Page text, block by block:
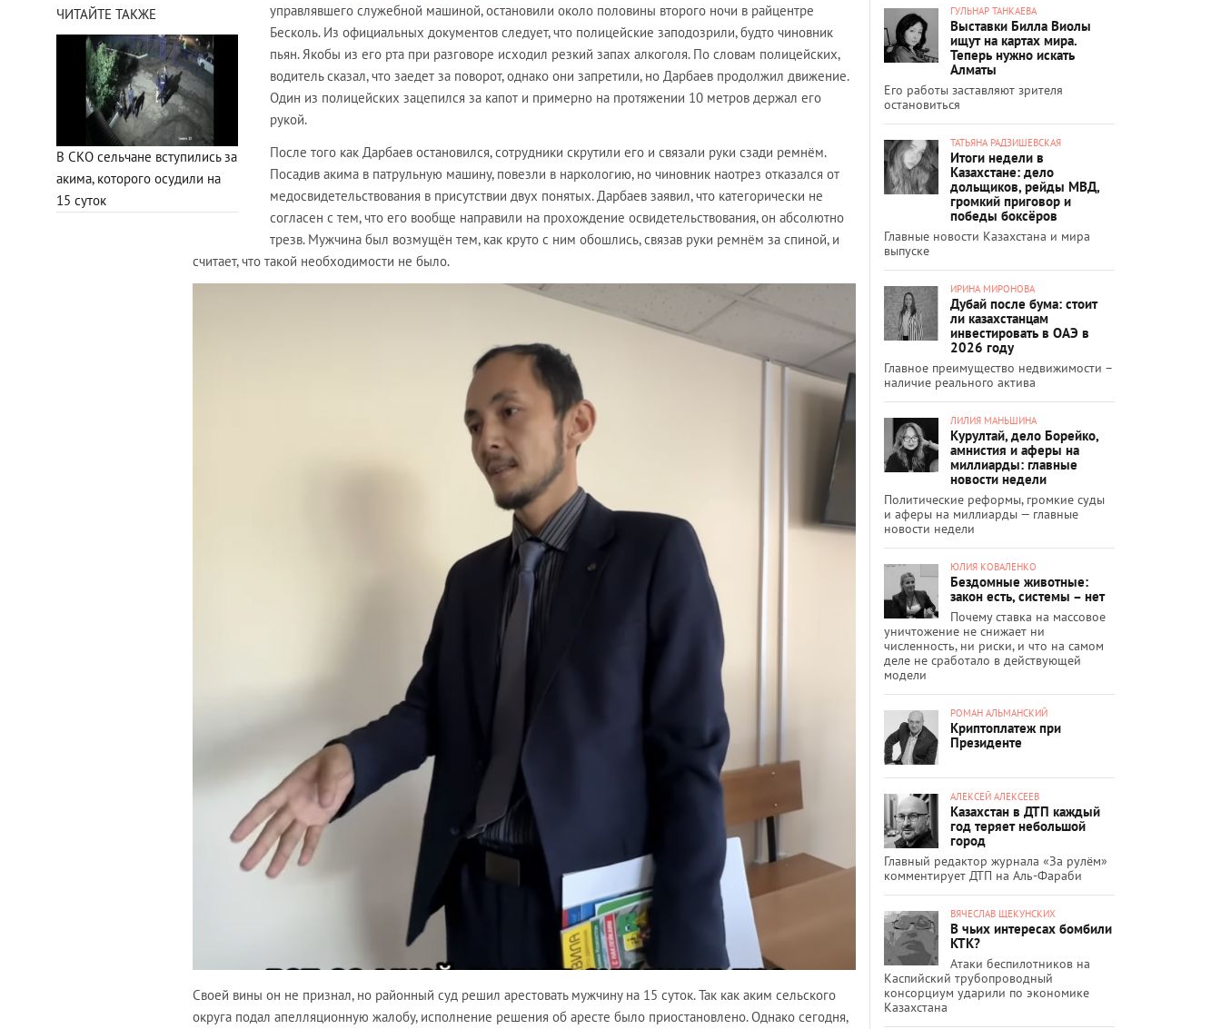
ЧИТАЙТЕ ТАКЖЕ
В СКО сельчане вступились за
акима, которого осудили на
15 суток
управлявшего служебной машиной, остановили около половины второго ночи в райцентре
Бесколь. Из официальных документов следует, что полицейские заподозрили, будто чиновник
пьян. Якобы из его рта при разговоре исходил резкий запах алкоголя. По словам полицейских,
водитель сказал, что заедет за поворот, однако они запретили, но Дарбаев продолжил движение.
Один из полицейских зацепился за капот и примерно на протяжении 10 метров держал его
рукой.
После того как Дарбаев остановился, сотрудники скрутили его и связали руки сзади ремнём.
Посадив акима в патрульную машину, повезли в наркологию, но чиновник наотрез отказался от
медосвидетельствования в присутствии двух понятых. Дарбаев заявил, что категорически не
согласен с тем, что его вообще направили на прохождение освидетельствования, он абсолютно
трезв. Мужчина был возмущён тем, как круто с ним обошлись, связав руки ремнём за спиной, и
считает, что такой необходимости не было.
Своей вины он не признал, но районный суд решил арестовать мужчину на 15 суток. Так как аким сельского
округа подал апелляционную жалобу, исполнение решения об аресте было приостановлено. Однако сегодня,
ГУЛЬНАР ТАНКАЕВА
Выставки Билла Виолы
ищут на картах мира.
Теперь нужно искать
Алматы
Его работы заставляют зрителя
остановиться
ТАТЬЯНА РАДЗИШЕВСКАЯ
Итоги недели в
Казахстане: дело
дольщиков, рейды МВД,
громкий приговор и
победы боксёров
Главные новости Казахстана и мира
выпуске
ИРИНА МИРОНОВА
Дубай после бума: стоит
ли казахстанцам
инвестировать в ОАЭ в
2026 году
Главное преимущество недвижимости –
наличие реального актива
ЛИЛИЯ МАНЬШИНА
Курултай, дело Борейко,
амнистия и аферы на
миллиарды: главные
новости недели
Политические реформы, громкие суды
и аферы на миллиарды — главные
новости недели
ЮЛИЯ КОВАЛЕНКО
Бездомные животные:
закон есть, системы – нет
Почему ставка на массовое
уничтожение не снижает ни
численность, ни риски, и что на самом
деле не сработало в действующей
модели
РОМАН АЛЬМАНСКИЙ
Криптоплатеж при
Президенте
АЛЕКСЕЙ АЛЕКСЕЕВ
Казахстан в ДТП каждый
год теряет небольшой
город
Главный редактор журнала «За рулём»
комментирует ДТП на Аль-Фараби
ВЯЧЕСЛАВ ЩЕКУНСКИХ
В чьих интересах бомбили
КТК?
Атаки беспилотников на
Каспийский трубопроводный
консорциум ударили по экономике
Казахстана